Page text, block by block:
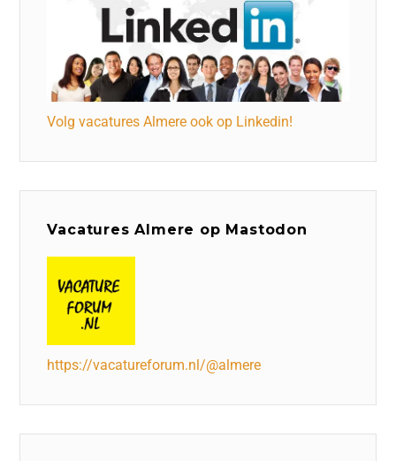
Volg vacatures Almere ook op Linkedin!
Vacatures Almere op Mastodon
https://vacatureforum.nl/@almere